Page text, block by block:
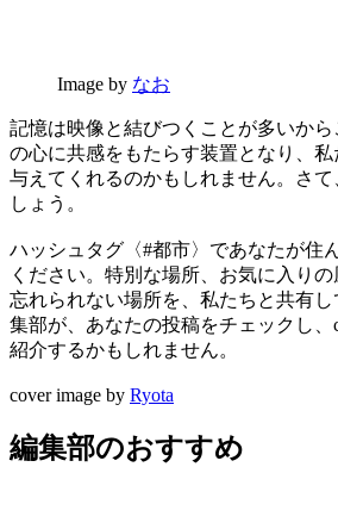
Image by なお
記憶は映像と結びつくことが多いから
の心に共感をもたらす装置となり、
与えてくれるのかもしれません。さて
しょう。
ハッシュタグ〈#都市〉であなたが住
ください。特別な場所、お気に入り
忘れられない場所を、私たちと共有し
集部が、あなたの投稿をチェックし、
紹介するかもしれません。
cover image by Ryota
編集部のおすすめ